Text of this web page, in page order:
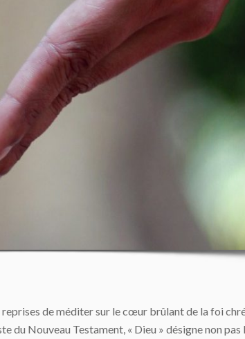
de méditer sur le cœur brûlant de la foi
Nouveau Testament, « Dieu » désigne non pas